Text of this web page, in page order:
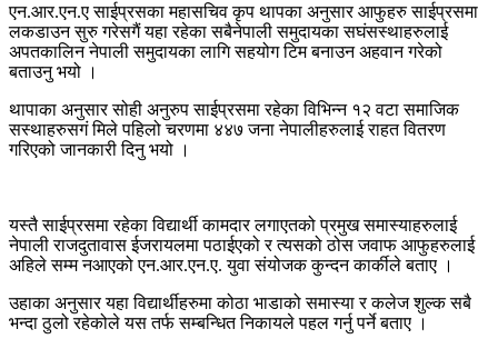
एन.आर.एन.ए साईप्रसका महासचिव कृप थापका अनुसार आफुहरु साईप्रसमा
लकडाउन सुरु गरेसगैं यहा रहेका सबैनेपाली समुदायका सघंसस्थाहरुलाई
अपतकालिन नेपाली समुदायका लागि सहयोग टिम बनाउन अहवान गरेको
बताउनु भयो ।
थापाका अनुसार सोही अनुरुप साईप्रसमा रहेका विभिन्न १२ वटा समाजिक
सस्थाहरुसगं मिले पहिलो चरणमा ४४७ जना नेपालीहरुलाई राहत वितरण
गरिएको जानकारी दिनु भयो ।
यस्तै साईप्रसमा रहेका विद्यार्थी कामदार लगाएतको प्रमुख समास्याहरुलाई
नेपाली राजदुतावास ईजरायलमा पठाईएको र त्यसको ठोस जवाफ आफुहरुलाई
अहिले सम्म नआएको एन.आर.एन.ए. युवा संयोजक कुन्दन कार्कीले बताए ।
उहाका अनुसार यहा विद्यार्थीहरुमा कोठा भाडाको समास्या र कलेज शुल्क सबै
भन्दा ठुलो रहेकोले यस तर्फ सम्बन्धित निकायले पहल गर्नु पर्ने बताए ।